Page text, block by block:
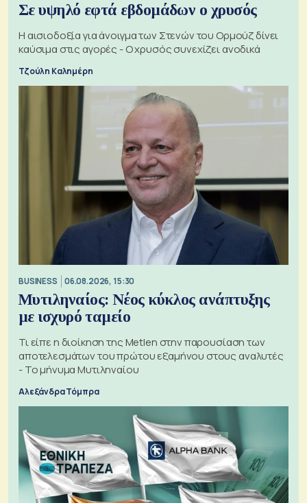
Σε υψηλό εφτά εβδομάδων ο χρυσός
Η αισιοδοξία για άνοιγμα των Στενών του Ορμούζ δίνει
καύσιμα στις αγορές - Ο χρυσός συνεχίζει ανοδικά
Τζούλη Καλημέρη
BUSINESS 06.08.2026, 15:30
Μυτιληναίος: Νέος κύκλος ανάπτυξης
με ισχυρό ταμείο
Τι είπε η διοίκηση της Metlen στην παρουσίαση των
αποτελεσμάτων του πρώτου εξαμήνου στους αναλυτές
- Το μήνυμα Μυτιληναίου
Αλεξάνδρα Τόμπρα